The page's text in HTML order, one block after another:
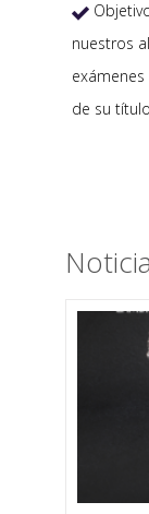

nuestros
de su